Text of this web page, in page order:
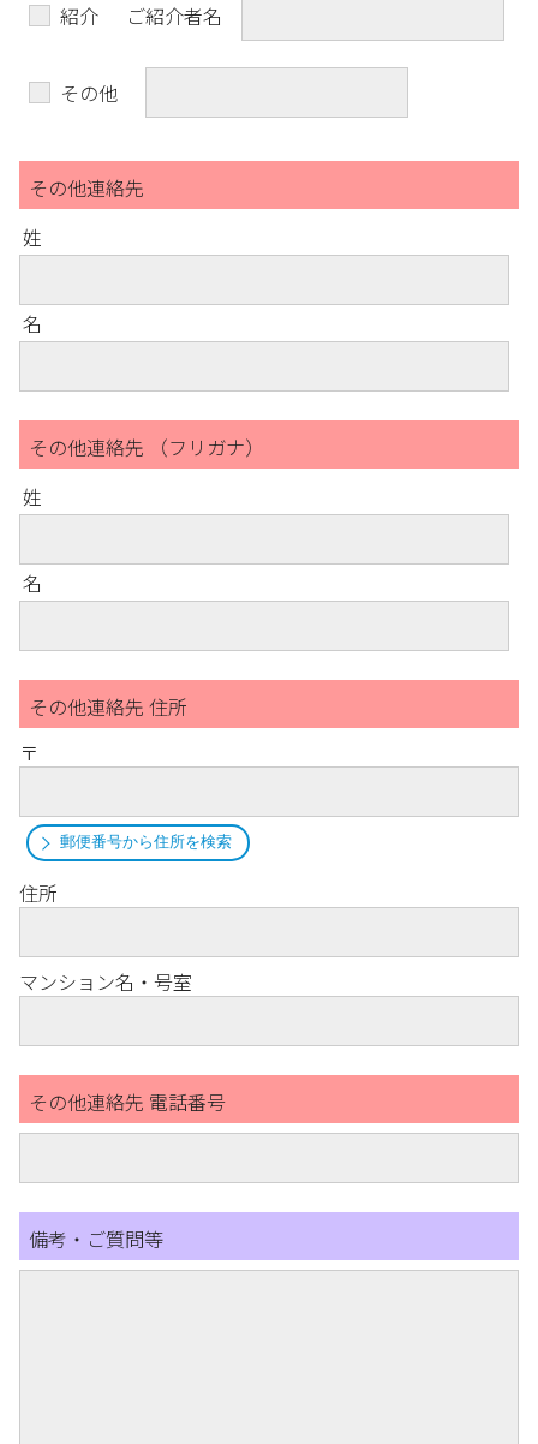
紹介 ご紹介者名
その他
その他連絡先
姓
名
その他連絡先 （フリガナ）
姓
名
その他連絡先 住所
〒
郵便番号から住所を検索
住所
マンション名・号室
その他連絡先 電話番号
備考・ご質問等